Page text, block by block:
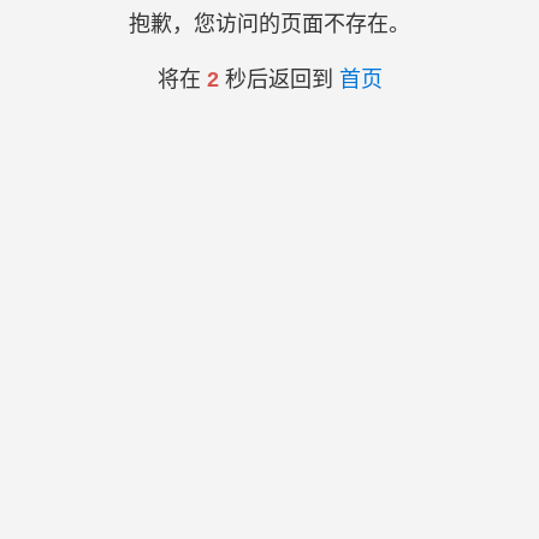
抱歉，您访问的页面不存在。
将在 2秒后返回到 首页